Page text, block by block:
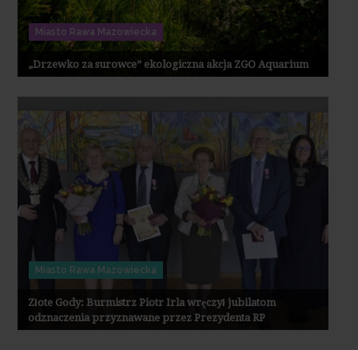
Miasto Rawa Mazowiecka
„Drzewko za surowce” ekologiczna akcja ZGO Aquarium
Miasto Rawa Mazowiecka
Złote Gody: Burmistrz Piotr Irla wręczył jubilatom
odznaczenia przyznawane przez Prezydenta RP